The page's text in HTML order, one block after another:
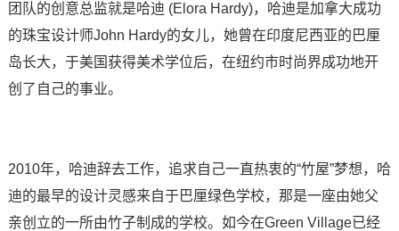
团队的创意总监就是哈迪 (Elora Hardy)，哈迪是加拿大成功
的珠宝设计师John Hardy的女儿，她曾在印度尼西亚的巴厘
岛长大，于美国获得美术学位后，在纽约市时尚界成功地开
创了自己的事业。
2010年，哈迪辞去工作，追求自己一直热衷的“竹屋”梦想，哈
迪的最早的设计灵感来自于巴厘绿色学校，那是一座由她父
亲创立的一所由竹子制成的学校。如今在Green Village已经